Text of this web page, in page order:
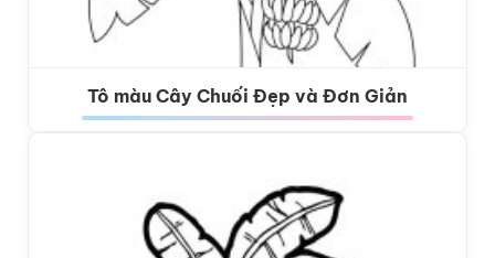
Tô màu Cây Chuối Đẹp và Đơn Giản